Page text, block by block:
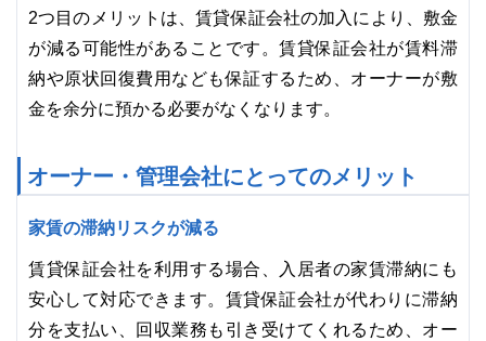
2つ目のメリットは、賃貸保証会社の加入により、敷金
が減る可能性があることです。賃貸保証会社が賃料滞
納や原状回復費用なども保証するため、オーナーが敷
金を余分に預かる必要がなくなります。
オーナー・管理会社にとってのメリット
家賃の滞納リスクが減る
賃貸保証会社を利用する場合、入居者の家賃滞納にも
安心して対応できます。賃貸保証会社が代わりに滞納
分を支払い、回収業務も引き受けてくれるため、オー